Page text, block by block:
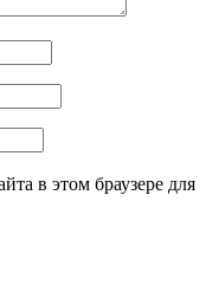
в этом браузере для